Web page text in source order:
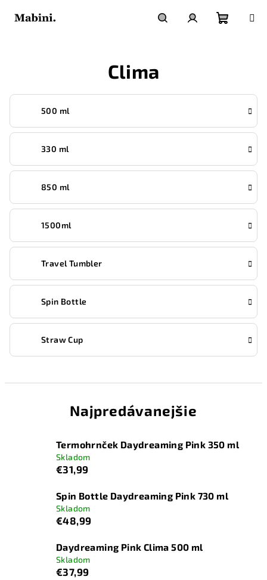
Clima
500 ml
330 ml
850 ml
1500ml
Travel Tumbler
Spin Bottle
Straw Cup
Najpredávanejšie
Termohrnček Daydreaming Pink 350 ml
Skladom
€31,99
Spin Bottle Daydreaming Pink 730 ml
Skladom
€48,99
Daydreaming Pink Clima 500 ml
Skladom
€37,99